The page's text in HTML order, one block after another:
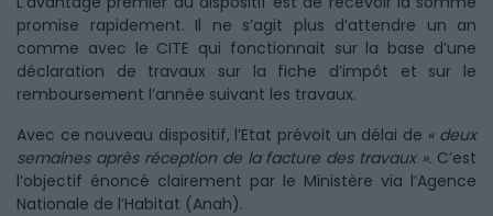
promise rapidement. Il ne s’agit plus d’attendre un an
comme avec le CITE qui fonctionnait sur la base d’une
déclaration de travaux sur la fiche d’impôt et sur le
remboursement l’année suivant les travaux.
Avec ce nouveau dispositif, l’Etat prévoit un délai de « deux
semaines après réception de la facture des travaux ». C’est
l’objectif énoncé clairement par le Ministère via l’Agence
Nationale de l’Habitat (Anah).